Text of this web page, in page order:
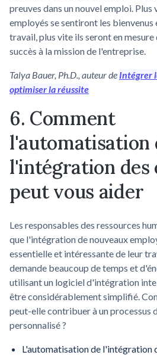
preuves dans un nouvel emploi. Plus
employés se sentiront les
travail, plus vite ils seront en
succès à la mission de l'entreprise.
Talya Bauer, Ph.D., auteur de Intégrer
optimiser la réussite
6. Comment
l'automatisation
l'intégration des
peut vous aider
Les responsables des ressources
que l'intégration de nouveaux
essentielle et intéressante de leur
demande beaucoup de temps et
utilisant un logiciel d'intégration
être considérablement simplifié.
peut-elle contribuer à un processus
personnalisé ?
L'automatisation de l'intégration